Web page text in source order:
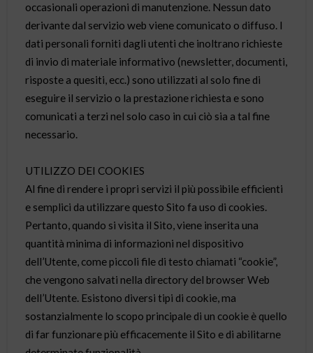
occasionali operazioni di manutenzione. Nessun dato
derivante dal servizio web viene comunicato o diffuso. I
dati personali forniti dagli utenti che inoltrano richieste
di invio di materiale informativo (newsletter, documenti,
risposte a quesiti, ecc.) sono utilizzati al solo fine di
eseguire il servizio o la prestazione richiesta e sono
comunicati a terzi nel solo caso in cui ciò sia a tal fine
necessario.
UTILIZZO DEI COOKIES
Al fine di rendere i propri servizi il più possibile efficienti
e semplici da utilizzare questo Sito fa uso di cookies.
Pertanto, quando si visita il Sito, viene inserita una
quantità minima di informazioni nel dispositivo
dell’Utente, come piccoli file di testo chiamati “cookie”,
che vengono salvati nella directory del browser Web
dell’Utente. Esistono diversi tipi di cookie, ma
sostanzialmente lo scopo principale di un cookie è quello
di far funzionare più efficacemente il Sito e di abilitarne